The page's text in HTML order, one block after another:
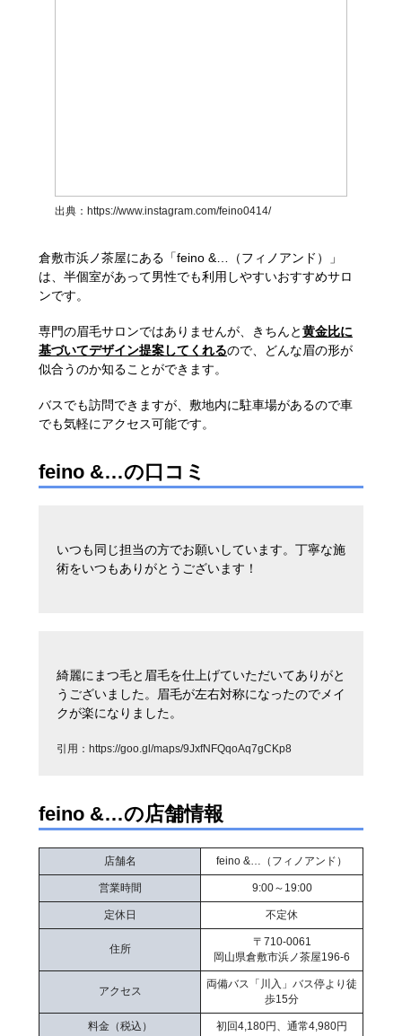
出典： https://www.instagram.com/feino0414/
倉敷市浜ノ茶屋にある「feino &…（フィノアンド）」
は、半個室があって男性でも利用しやすいおすすめサロ
ンです。
専門の眉毛サロンではありませんが、きちんと黄金比に
基づいてデザイン提案してくれるので、どんな眉の形が
似合うのか知ることができます。
バスでも訪問できますが、敷地内に駐車場があるので車
でも気軽にアクセス可能です。
feino &…の口コミ
いつも同じ担当の方でお願いしています。丁寧な施
術をいつもありがとうございます！
綺麗にまつ毛と眉毛を仕上げていただいてありがと
うございました。眉毛が左右対称になったのでメイ
クが楽になりました。
引用： https://goo.gl/maps/9JxfNFQqoAq7gCKp8
feino &…の店舗情報
店舗名 feino &…（フィノアンド）
営業時間 9:00～19:00
定休日 不定休
住所
〒710-0061
岡山県倉敷市浜ノ茶屋196-6
アクセス
両備バス「川入」バス停より徒
歩15分
料金（税込） 初回4,180円、通常4,980円